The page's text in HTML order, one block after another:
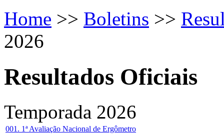
Home >> Boletins >>
2026
Resultados Oficiais
Temporada 2026
001. 1ª Avaliação Nacional de Ergômetro